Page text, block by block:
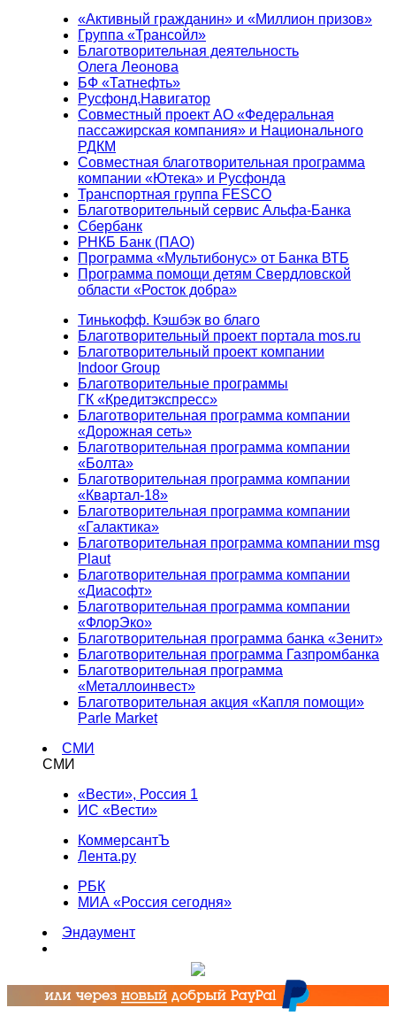
«Активный гражданин» и «Миллион призов»
Группа «Трансойл»
Благотворительная деятельность
Олега Леонова
БФ «Татнефть»
Русфонд.Навигатор
Совместный проект АО «Федеральная
пассажирская компания» и Национального
РДКМ
Совместная благотворительная программа
компании «Ютека» и Русфонда
Транспортная группа FESCO
Благотворительный сервис Альфа-Банка
Сбербанк
РНКБ Банк (ПАО)
Программа «Мультибонус» от Банка ВТБ
Программа помощи детям Свердловской
области «Росток добра»
Тинькофф. Кэшбэк во благо
Благотворительный проект портала mos.ru
Благотворительный проект компании
Indoor Group
Благотворительные программы
ГК «Кредитэкспресс»
Благотворительная программа компании
«Дорожная сеть»
Благотворительная программа компании
«Болта»
Благотворительная программа компании
«Квартал-18»
Благотворительная программа компании
«Галактика»
Благотворительная программа компании msg
Plaut
Благотворительная программа компании
«Диасофт»
Благотворительная программа компании
«ФлорЭко»
Благотворительная программа банка «Зенит»
Благотворительная программа Газпромбанка
Благотворительная программа
«Металлоинвест»
Благотворительная акция «Капля помощи»
Parle Market
СМИ
СМИ
«Вести», Россия 1
ИС «Вести»
КоммерсантЪ
Лента.ру
РБК
МИА «Россия сегодня»
Эндаумент